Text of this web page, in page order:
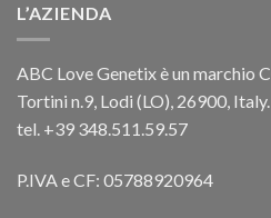
L’AZIENDA
ABC Love Genetix è un marchio
Tortini n.9, Lodi (LO), 26900, Italy.
tel. +39 348.511.59.57
P.IVA e CF: 05788920964